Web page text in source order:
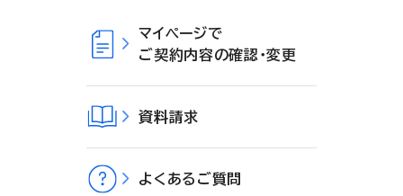
マイページで
ご契約内容の確認・変更
資料請求
よくあるご質問